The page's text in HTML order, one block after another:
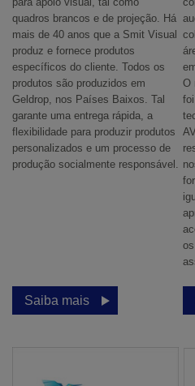
quadros brancos e de projeção. Há
mais de 40 anos que a Smit Visual
produz e fornece produtos
específicos do cliente. Todos os
produtos são produzidos em
Geldrop, nos Países Baixos. Tal
garante uma entrega rápida, a
flexibilidade para produzir produtos
personalizados e um processo de
produção socialmente responsável.
Saiba mais
O